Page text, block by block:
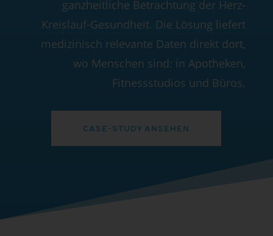
ganzheitliche Betrachtung der Herz-
Kreislauf-Gesundheit. Die Lösung liefert
medizinisch relevante Daten direkt dort,
wo Menschen sind: in Apotheken,
Fitnessstudios und Büros.
CASE-STUDY ANSEHEN